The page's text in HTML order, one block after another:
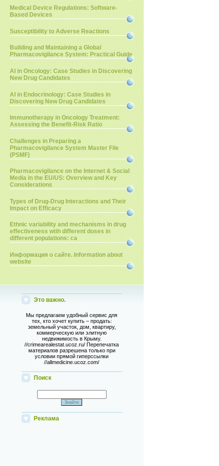
Medical Device Regulations: Software-
Based Devices
Susceptibility to Adverse Reactions
Building and Maintaining a Global
Pharmacovigilance System: Practical Guide
AI in Oncology: Case Studies in Discovering
New Drug Candidates
AI in Endocrinology: Case Studies in
Discovering New Drug Candidates
Immunotherapy in Oncology Treatment:
Assessing the Benefit-Risk Ratio
Challenges in Preparing a
Pharmacovigilance System Master File
(PSMF)
Pharmacovigilance on the Internet & Social
Media in the EU/US: Overview and Key
Considerations
Types of Drug-Drug Interactions and Their
Impact on Efficacy
Ethnic variability and mechanisms in drug
effectiveness wtih different doses in
different populations: ca
Информация о сайте. Information about
website
Это важно.
Мы предлагаем удобный сервис для
тех, кто хочет купить – продать:
земельный участок, дом, квартиру,
коммерческую или элитную
недвижимость в Крыму.
//crimearealestat.ucoz.ru/ Перепечатка
материалов разрешена только при
условии прямой гиперссылки
//allmedicine.ucoz.com/
Поиск
Реклама